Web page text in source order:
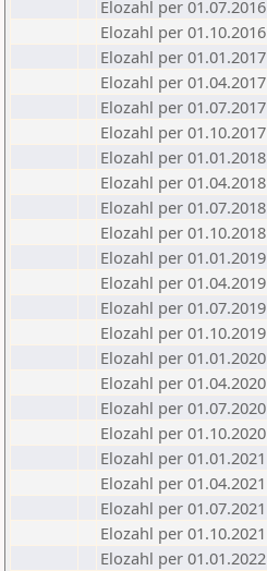
Elozahl per 01.07.2016
Elozahl per 01.10.2016
Elozahl per 01.01.2017
Elozahl per 01.04.2017
Elozahl per 01.07.2017
Elozahl per 01.10.2017
Elozahl per 01.01.2018
Elozahl per 01.04.2018
Elozahl per 01.07.2018
Elozahl per 01.10.2018
Elozahl per 01.01.2019
Elozahl per 01.04.2019
Elozahl per 01.07.2019
Elozahl per 01.10.2019
Elozahl per 01.01.2020
Elozahl per 01.04.2020
Elozahl per 01.07.2020
Elozahl per 01.10.2020
Elozahl per 01.01.2021
Elozahl per 01.04.2021
Elozahl per 01.07.2021
Elozahl per 01.10.2021
Elozahl per 01.01.2022